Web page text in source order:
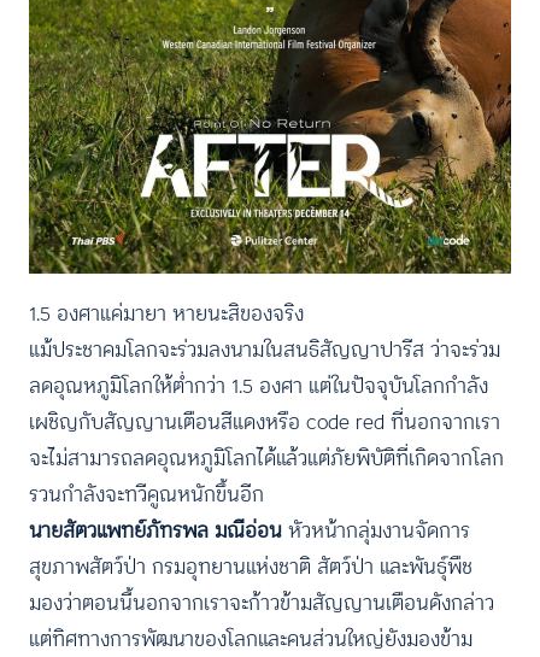
1.5 องศาแค่มายา หายนะสิของจริง
แม้ประชาคมโลกจะร่วมลงนามในสนธิสัญญาปารีส ว่าจะร่วม
ลดอุณหภูมิโลกให้ต่ำกว่า 1.5 องศา แต่ในปัจจุบันโลกกำลัง
เผชิญกับสัญญานเตือนสีแดงหรือ code red ที่นอกจากเรา
จะไม่สามารถลดอุณหภูมิโลกได้แล้วแต่ภัยพิบัติที่เกิดจากโลก
รวนกำลังจะทวีคูณหนักขึ้นอีก
นายสัตวแพทย์ภัทรพล มณีอ่อนหัวหน้ากลุ่มงานจัดการ
สุขภาพสัตว์ป่า กรมอุทยานแห่งชาติ สัตว์ป่า และพันธุ์พืช
มองว่าตอนนี้นอกจากเราจะก้าวข้ามสัญญานเตือนดังกล่าว
แต่ทิศทางการพัฒนาของโลกและคนส่วนใหญ่ยังมองข้าม